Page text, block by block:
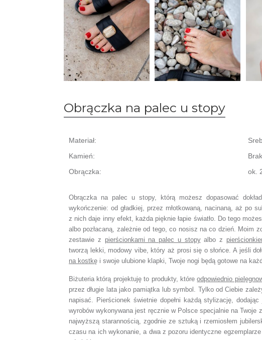
Obrączka na palec u stopy
Materiał:
Kamień:
Brak
Obrączka:
ok.
Obrączka na palec u stopy, którą możesz dopasować
wykończenie: od gładkiej, przez młotkowaną, nacinaną, aż po
z nich daje inny efekt, każda pięknie łapie światło. Do tego
albo pozłacaną, zależnie od tego, co nosisz na co dzień. Moim
zestawie z pierścionkami na palec u stopyalbo z
tworzą lekki, modowy vibe, który aż prosi się o słońce. A jeśli
na kostkę i swoje ulubione klapki, Twoje nogi będą gotowe na
Biżuteria którą projektuję to produkty, któreodpowiednio
przez długie lata jako pamiątka lub symbol. Tylko od Ciebie
napisać. Pierścionek świetnie dopełni każdą stylizację,
wyrobów wykonywana jest ręcznie w Polsce specjalnie na Twoje
najwyższą starannością, zgodnie ze sztuką i rzemiosłem
czasu na ich wykonanie, a dwa z pozoru identyczne